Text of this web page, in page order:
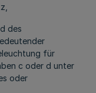
des
für
c oder d unter
oder